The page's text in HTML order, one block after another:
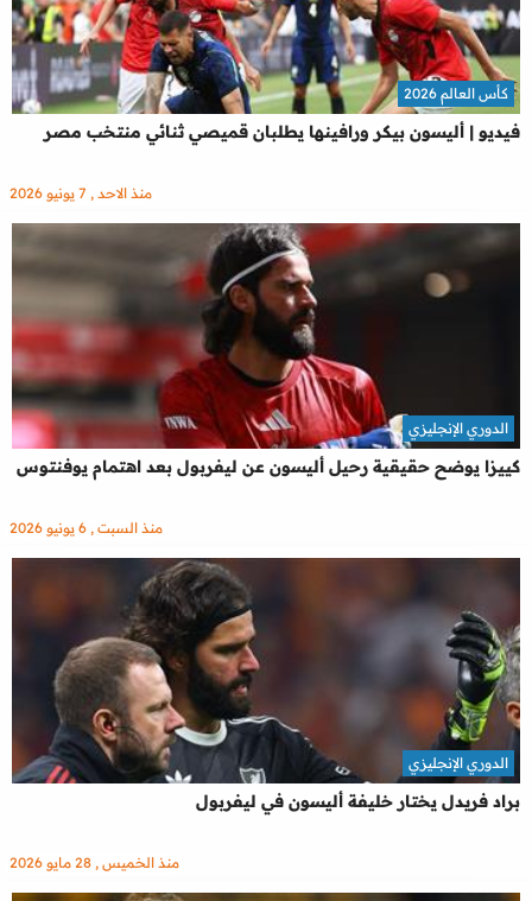
فيديو | أليسون بيكر ورافينها يطلبان قميصي ثنائي منتخب مصر
كأس العالم 2026
منذ الاحد , 7 يونيو 2026
كييزا يوضح حقيقية رحيل أليسون عن ليفربول بعد اهتمام يوفنتوس
الدوري الإنجليزي
منذ السبت , 6 يونيو 2026
براد فريدل يختار خليفة أليسون في ليفربول
الدوري الإنجليزي
منذ الخميس , 28 مايو 2026